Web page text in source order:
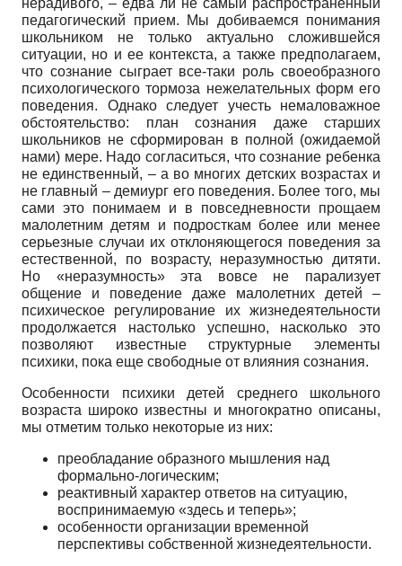
нерадивого, – едва ли не самый распространенный
педагогический прием. Мы добиваемся понимания
школьником не только актуально сложившейся
ситуации, но и ее контекста, а также предполагаем,
что сознание сыграет все-таки роль своеобразного
психологического тормоза нежелательных форм его
поведения. Однако следует учесть немаловажное
обстоятельство: план сознания даже старших
школьников не сформирован в полной (ожидаемой
нами) мере. Надо согласиться, что сознание ребенка
не единственный, – а во многих детских возрастах и
не главный – демиург его поведения. Более того, мы
сами это понимаем и в повседневности прощаем
малолетним детям и подросткам более или менее
серьезные случаи их отклоняющегося поведения за
естественной, по возрасту, неразумностью дитяти.
Но «неразумность» эта вовсе не парализует
общение и поведение даже малолетних детей –
психическое регулирование их жизнедеятельности
продолжается настолько успешно, насколько это
позволяют известные структурные элементы
психики, пока еще свободные от влияния сознания.
Особенности психики детей среднего школьного
возраста широко известны и многократно описаны,
мы отметим только некоторые из них:
преобладание образного мышления над
формально-логическим;
реактивный характер ответов на ситуацию,
воспринимаемую «здесь и теперь»;
особенности организации временной
перспективы собственной жизнедеятельности.